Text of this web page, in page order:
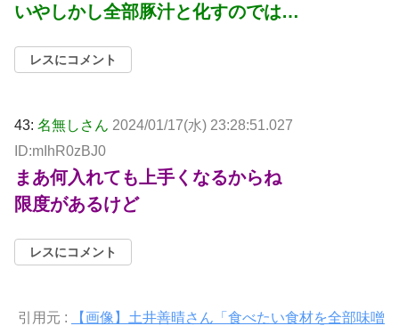
いやしかし全部豚汁と化すのでは…
レスにコメント
43: 名無しさん 2024/01/17(水) 23:28:51.027
ID:mIhR0zBJ0
まあ何入れても上手くなるからね
限度があるけど
レスにコメント
引用元 :
【画像】土井善晴さん「食べたい食材を全部味噌